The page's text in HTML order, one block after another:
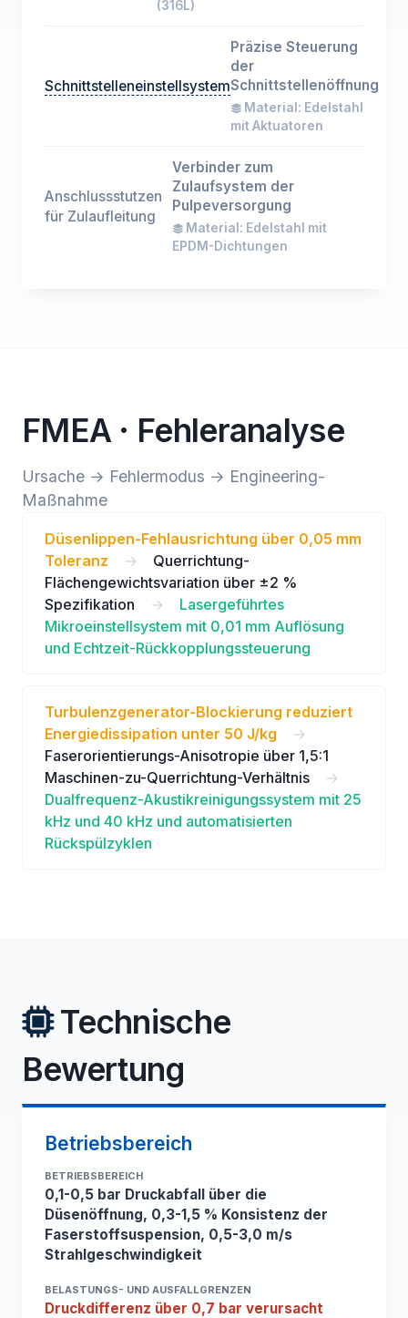
(316L)
Schnittstelleneinstellsystem
Präzise Steuerung
der
Schnittstellenöffnung
Material: Edelstahl
mit Aktuatoren
Anschlussstutzen
für Zulaufleitung
Verbinder zum
Zulaufsystem der
Pulpeversorgung
Material: Edelstahl mit
EPDM-Dichtungen
FMEA · Fehleranalyse
Ursache → Fehlermodus → Engineering-
Maßnahme
Düsenlippen-Fehlausrichtung über 0,05 mm
Toleranz
→
Querrichtung-
Flächengewichtsvariation über ±2 %
Spezifikation
→
Lasergeführtes
Mikroeinstellsystem mit 0,01 mm Auflösung
und Echtzeit-Rückkopplungssteuerung
Turbulenzgenerator-Blockierung reduziert
Energiedissipation unter 50 J/kg
→
Faserorientierungs-Anisotropie über 1,5:1
Maschinen-zu-Querrichtung-Verhältnis
→
Dualfrequenz-Akustikreinigungssystem mit 25
kHz und 40 kHz und automatisierten
Rückspülzyklen
Technische
Bewertung
Betriebsbereich
BETRIEBSBEREICH
0,1-0,5 bar Druckabfall über die
Düsenöffnung, 0,3-1,5 % Konsistenz der
Faserstoffsuspension, 0,5-3,0 m/s
Strahlgeschwindigkeit
BELASTUNGS- UND AUSFALLGRENZEN
Druckdifferenz über 0,7 bar verursacht